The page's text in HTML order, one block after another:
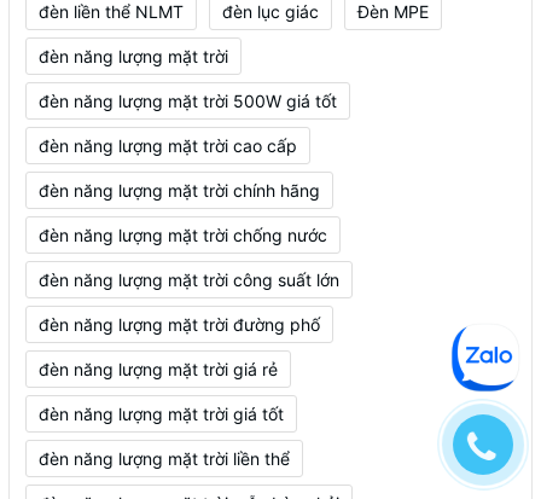
đèn liền thể NLMT đèn lục giác Đèn MPE
đèn năng lượng mặt trời
đèn năng lượng mặt trời 500W giá tốt
đèn năng lượng mặt trời cao cấp
đèn năng lượng mặt trời chính hãng
đèn năng lượng mặt trời chống nước
đèn năng lượng mặt trời công suất lớn
đèn năng lượng mặt trời đường phố
đèn năng lượng mặt trời giá rẻ
đèn năng lượng mặt trời giá tốt
đèn năng lượng mặt trời liền thể